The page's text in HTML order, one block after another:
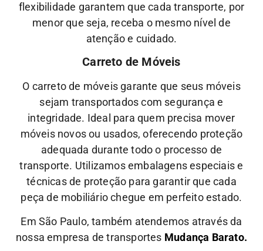
flexibilidade garantem que cada transporte, por
menor que seja, receba o mesmo nível de
atençãoe cuidado.
Carreto de Móveis
O carreto de móveis garante que seus móveis
sejam transportados com segurança e
integridade. Ideal para quem precisa mover
móveis novos ou usados, oferecendo proteção
adequada durante todo o processo de
transporte. Utilizamos embalagens especiais e
técnicas de proteção para garantir que cada
peça de mobiliário chegue em perfeito estado.
Em São Paulo, também atendemos através da
nossa empresa de transportes Mudança Barato.